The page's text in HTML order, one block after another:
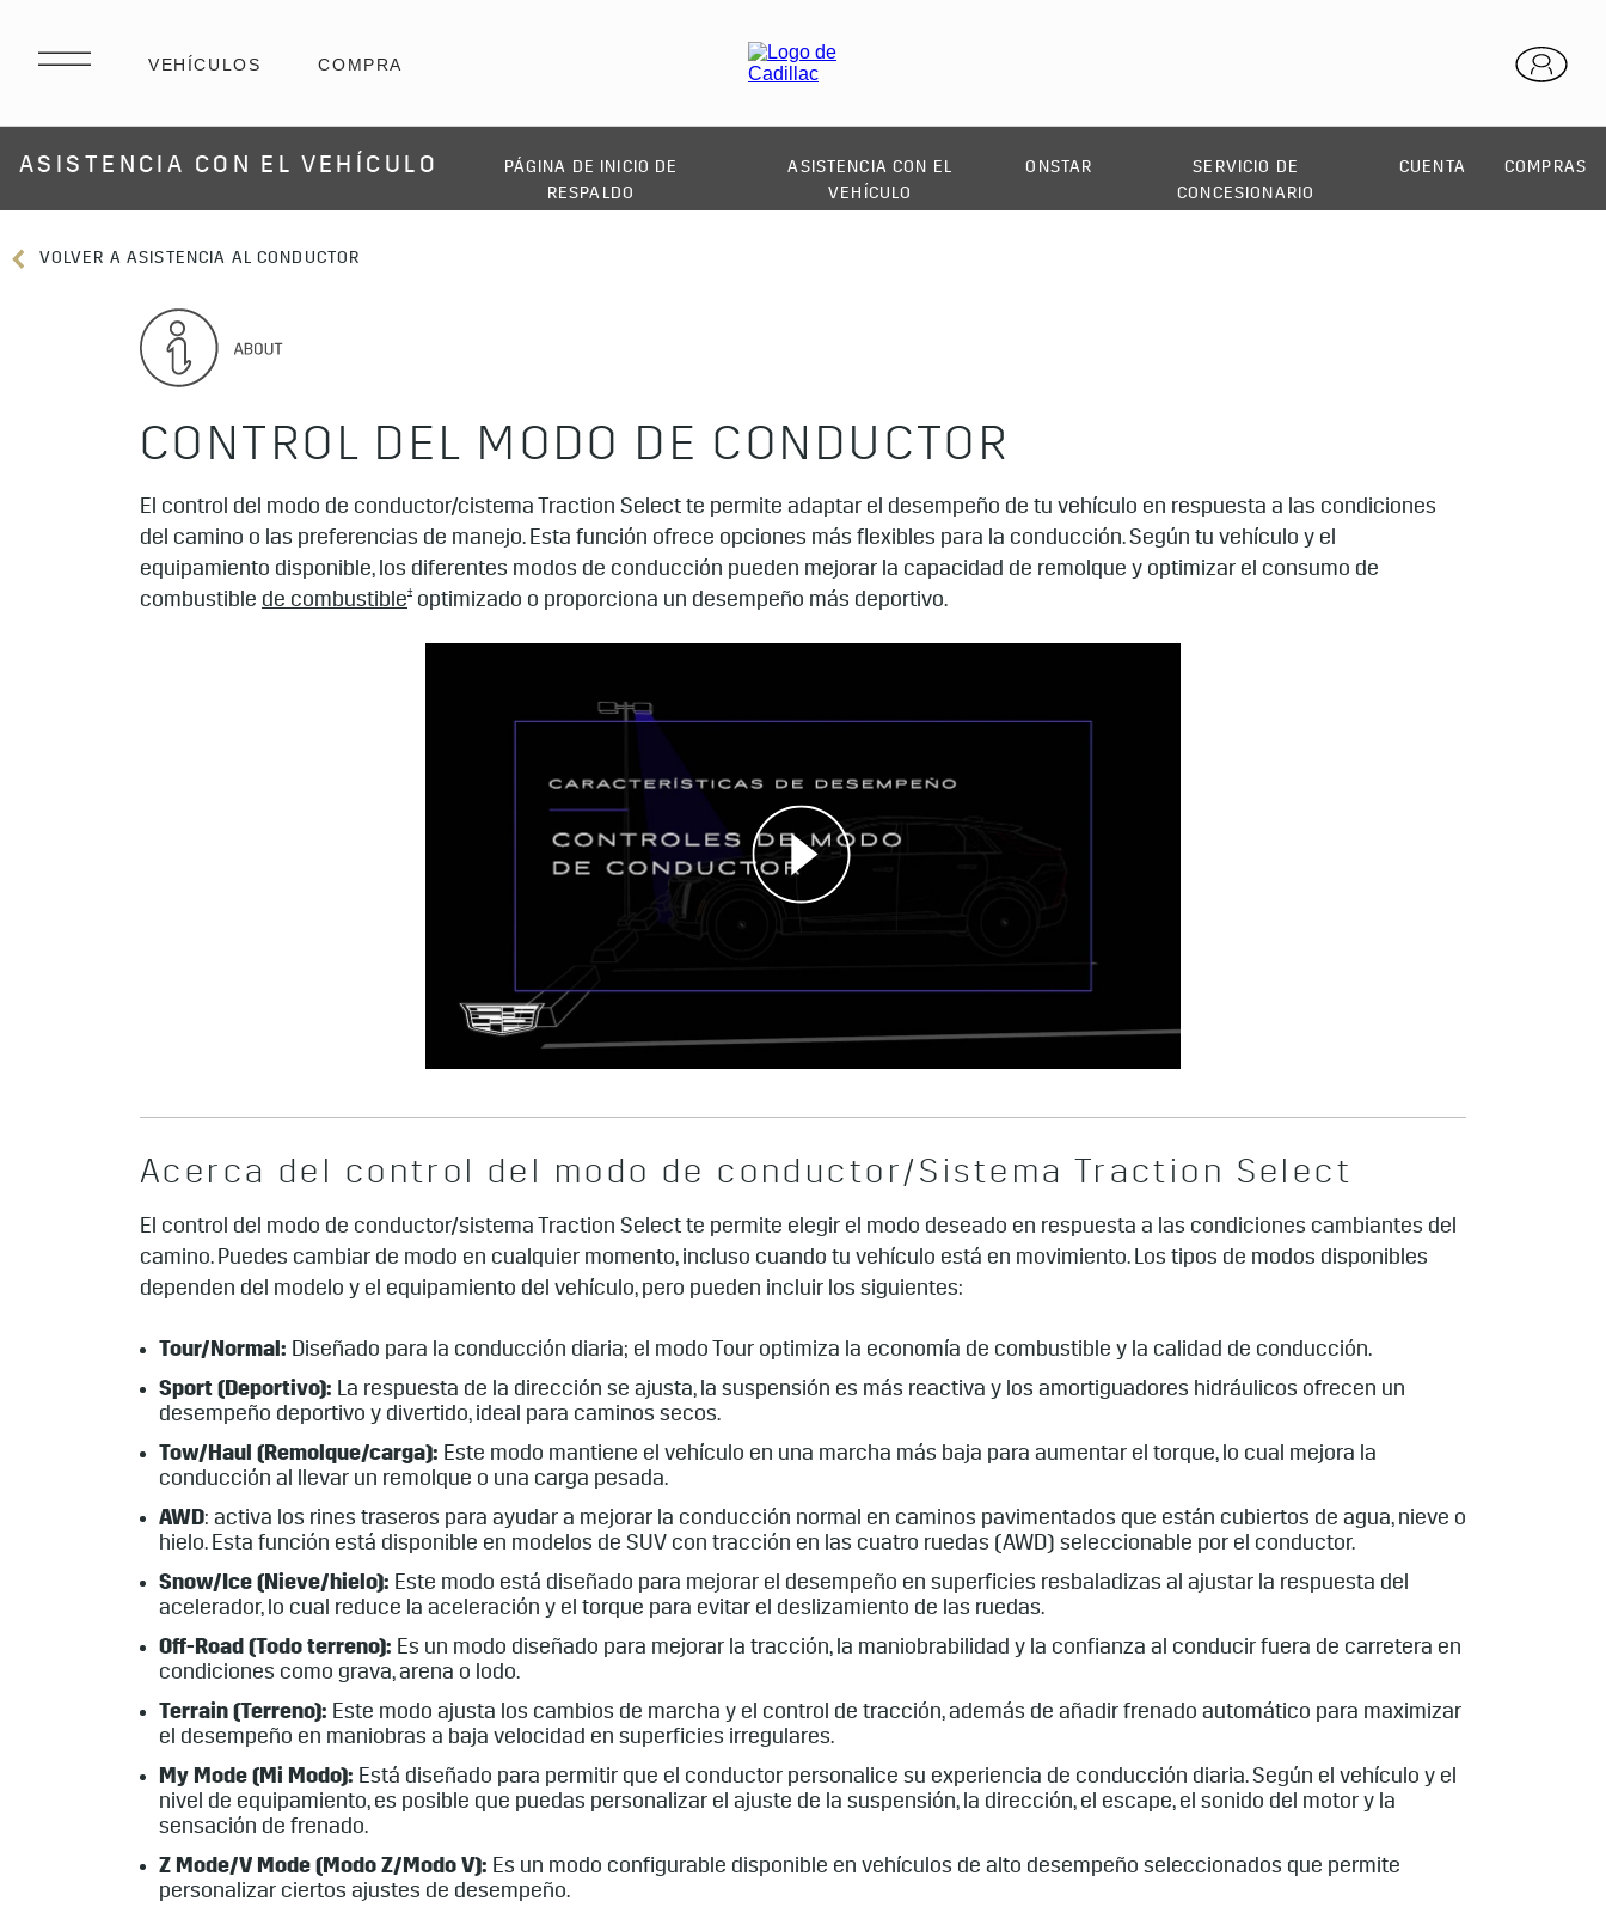
ASISTENCIA CON EL VEHÍCULO
PÁGINA DE INICIO DE
RESPALDO
ASISTENCIA CON EL
VEHÍCULO
ONSTAR
SERVICIO DE
CONCESIONARIO
CUENTA COMPRAS
VOLVER A ASISTENCIA AL CONDUCTOR
CONTROL DEL MODO DE CONDUCTOR
El control del modo de conductor/cistema Traction Select te permite adaptar el desempeño de tu vehículo en respuesta a las condiciones
del camino o las preferencias de manejo. Esta función ofrece opciones más flexibles para la conducción. Según tu vehículo y el
equipamiento disponible, los diferentes modos de conducción pueden mejorar la capacidad de remolque y optimizar el consumo de
combustible de combustible† optimizado o proporciona un desempeño más deportivo.
Acerca del control del modo de conductor/Sistema Traction Select
El control del modo de conductor/sistema Traction Select te permite elegir el modo deseado en respuesta a las condiciones cambiantes del
camino. Puedes cambiar de modo en cualquier momento, incluso cuando tu vehículo está en movimiento. Los tipos de modos disponibles
dependen del modelo y el equipamiento del vehículo, pero pueden incluir los siguientes:
Tour/Normal: Diseñado para la conducción diaria; el modo Tour optimiza la economía de combustible y la calidad de conducción.
Sport (Deportivo): La respuesta de la dirección se ajusta, la suspensión es más reactiva y los amortiguadores hidráulicos ofrecen un
desempeño deportivo y divertido, ideal para caminos secos.
Tow/Haul (Remolque/carga): Este modo mantiene el vehículo en una marcha más baja para aumentar el torque, lo cual mejora la
conducción al llevar un remolque o una carga pesada.
AWD: activa los rines traseros para ayudar a mejorar la conducción normal en caminos pavimentados que están cubiertos de agua, nieve o
hielo. Esta función está disponible en modelos de SUV con tracción en las cuatro ruedas (AWD) seleccionable por el conductor.
Snow/Ice (Nieve/hielo): Este modo está diseñado para mejorar el desempeño en superficies resbaladizas al ajustar la respuesta del
acelerador, lo cual reduce la aceleración y el torque para evitar el deslizamiento de las ruedas.
Off-Road (Todo terreno): Es un modo diseñado para mejorar la tracción, la maniobrabilidad y la confianza al conducir fuera de carretera en
condiciones como grava, arena o lodo.
Terrain (Terreno): Este modo ajusta los cambios de marcha y el control de tracción, además de añadir frenado automático para maximizar
el desempeño en maniobras a baja velocidad en superficies irregulares.
My Mode (Mi Modo): Está diseñado para permitir que el conductor personalice su experiencia de conducción diaria. Según el vehículo y el
nivel de equipamiento, es posible que puedas personalizar el ajuste de la suspensión, la dirección, el escape, el sonido del motor y la
sensación de frenado.
Z Mode/V Mode (Modo Z/Modo V): Es un modo configurable disponible en vehículos de alto desempeño seleccionados que permite
personalizar ciertos ajustes de desempeño.